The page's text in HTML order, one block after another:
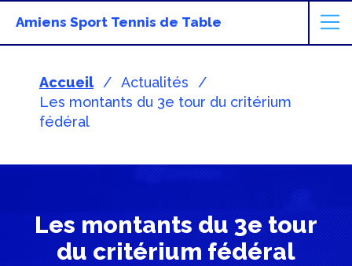
Amiens Sport Tennis de Table
Accueil
Actualités
Les montants du 3e tour du critérium
fédéral
Les montants du 3e tour
du critérium fédéral